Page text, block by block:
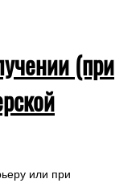
(при
или при